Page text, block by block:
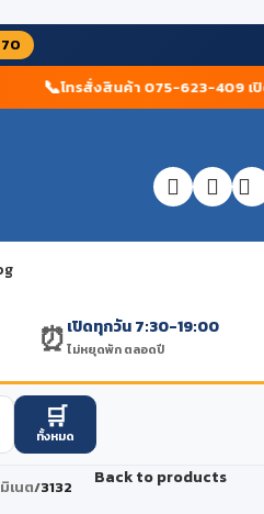
โทรสั่งสินค้า 075-623-409 เปิด
⏰เปิดทุกวัน 7:30-19:00
ไม่หยุดพัก ตลอดปี
🛒
ทั้งหมด
เนต/3132 Back to products